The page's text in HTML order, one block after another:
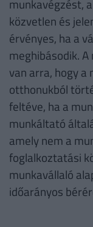
munkavégzést,
közvetlen és
érvényes, ha a
meghibásodik.
van arra, hogy a
otthonukból
feltéve, ha a
munkáltató
amely nem a
foglalkoztatási
munkavállaló
időarányos